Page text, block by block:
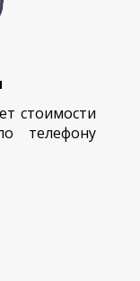
стоимости
телефону